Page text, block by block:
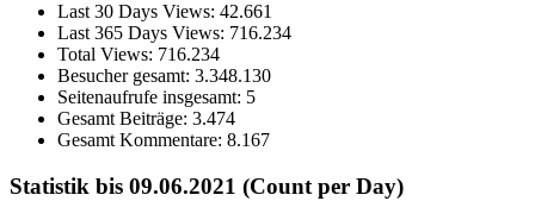
Last 30 Days Views: 42.661
Last 365 Days Views: 716.234
Total Views: 716.234
Besucher gesamt: 3.348.130
Seitenaufrufe insgesamt: 5
Gesamt Beiträge: 3.474
Gesamt Kommentare: 8.167
Statistik bis 09.06.2021 (Count per Day)